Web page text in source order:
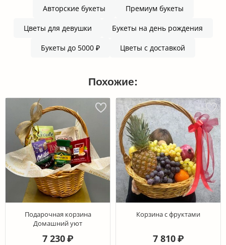
Авторские букеты Премиум букеты
Цветы для девушки Букеты на день рождения
Букеты до 5000 ₽ Цветы с доставкой
Похожие:
Подарочная корзина
Домашний уют
7 230 ₽
Корзина с фруктами
7 810 ₽